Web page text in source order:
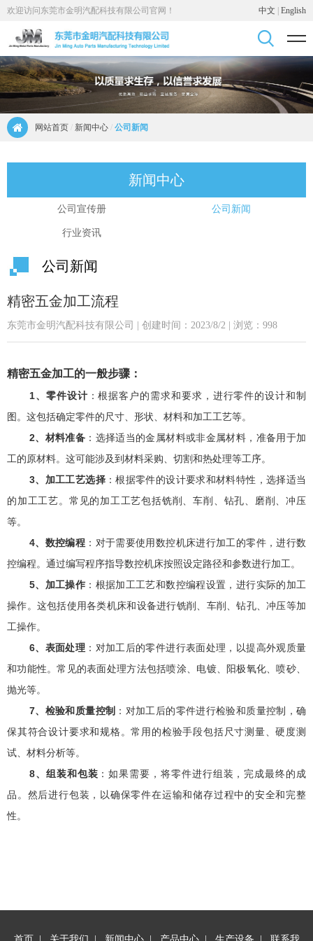
欢迎访问东莞市金明汽配科技有限公司官网！ 中文 English
网站首页 新闻中心 公司新闻
新闻中心
公司宣传册 公司新闻
行业资讯
公司新闻
精密五金加工流程
东莞市金明汽配科技有限公司 | 创建时间：2023/8/2 | 浏览：998
精密五金加工的一般步骤：
1、零件设计 ：根据客户的需求和要求，进行零件的设计和制
图。这包括确定零件的尺寸、形状、材料和加工工艺等。
2、材料准备 ：选择适当的金属材料或非金属材料，准备用于加
工的原材料。这可能涉及到材料采购、切割和热处理等工序。
3、加工工艺选择：根据零件的设计要求和材料特性，选择适当
的加工工艺。常见的加工工艺包括铣削、车削、钻孔、磨削、冲压
等。
4、数控编程 ：对于需要使用数控机床进行加工的零件，进行数
控编程。通过编写程序指导数控机床按照设定路径和参数进行加工。
5、加工操作 ：根据加工工艺和数控编程设置，进行实际的加工
操作。这包括使用各类机床和设备进行铣削、车削、钻孔、冲压等加
工操作。
6、表面处理 ：对加工后的零件进行表面处理，以提高外观质量
和功能性。常见的表面处理方法包括喷涂、电镀、阳极氧化、喷砂、
抛光等。
7、检验和质量控制 ：对加工后的零件进行检验和质量控制，确
保其符合设计要求和规格。常用的检验手段包括尺寸测量、硬度测
试、材料分析等。
8、组装和包装 ：如果需要，将零件进行组装，完成最终的成
品。然后进行包装，以确保零件在运输和储存过程中的安全和完整
性。